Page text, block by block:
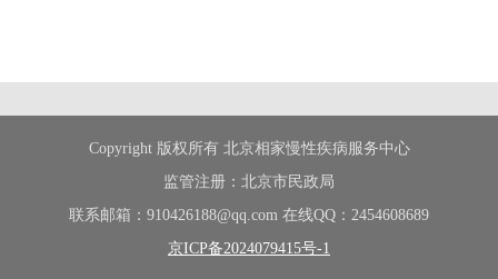
Copyright 版权所有 北京相家慢性疾病服务中心
监管注册：北京市民政局
联系邮箱：910426188@qq.com 在线QQ：2454608689
京ICP备2024079415号-1